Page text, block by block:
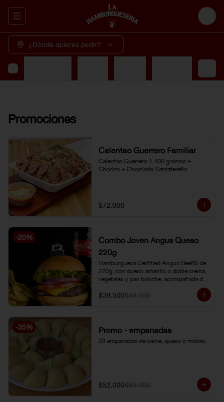
Abrir menu de navegación Login
¿Dónde quieres pedir?
Promociones
Calentao Guerrero Familiar
Calentao Guerrero 1.400 gramos +
Chorizo + Chorriado Santafereño
$72.000
-20%
Combo Joven Angus Queso
220g
Hamburguesa Certified Angus Beef® de
220g, con queso amarillo o doble crema,
vegetales y pan brioche, acompañada de
papa chip o papa francesa y gaseosa o
limonada natural.
$39.500$49.500
-35% Promo - empanadas
20 empanadas de carne, queso o mixtas.
$52.000$80.000